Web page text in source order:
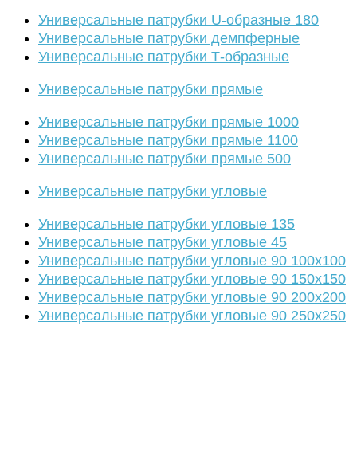
Универсальные патрубки U-образные 180
Универсальные патрубки демпферные
Универсальные патрубки Т-образные
Универсальные патрубки прямые
Универсальные патрубки прямые 1000
Универсальные патрубки прямые 1100
Универсальные патрубки прямые 500
Универсальные патрубки угловые
Универсальные патрубки угловые 135
Универсальные патрубки угловые 45
Универсальные патрубки угловые 90 100х100
Универсальные патрубки угловые 90 150х150
Универсальные патрубки угловые 90 200х200
Универсальные патрубки угловые 90 250х250